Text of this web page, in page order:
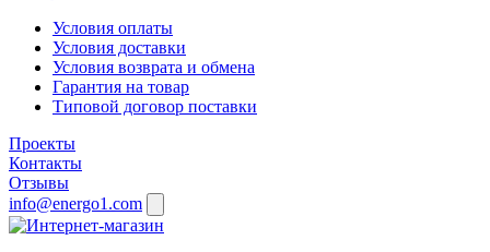
Условия оплаты
Условия доставки
Условия возврата и обмена
Гарантия на товар
Типовой договор поставки
Проекты
Контакты
Отзывы
info@energo1.com